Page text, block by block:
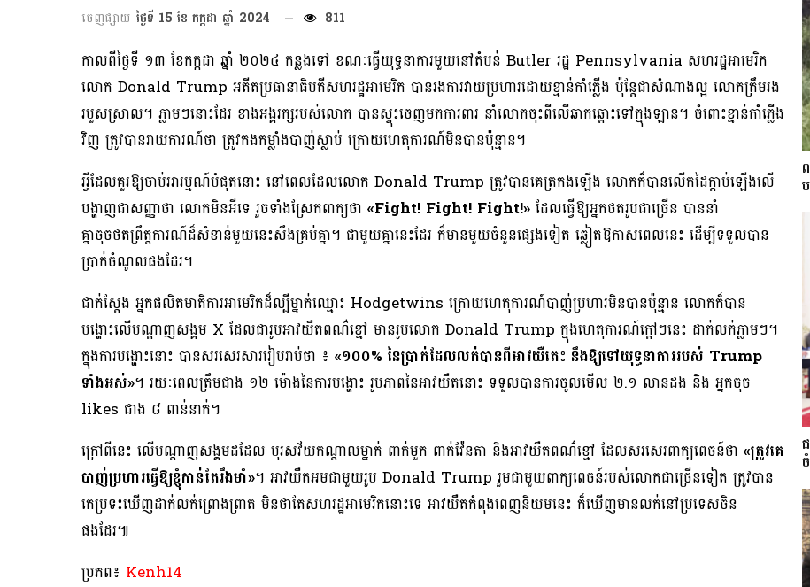
ចេញផ្សាយ ថ្ងៃទី 15 ខែ កក្កដា ឆ្នាំ 2024 811
កាលពីថ្ងៃទី ១៣ ខែកក្កដា ឆ្នាំ ២០២៤ កន្លងទៅ ខណៈធ្វើយុទ្ធនាការមួយនៅតំបន់ Butler រដ្ឋ Pennsylvania សហរដ្ឋអាមេរិក
លោក Donald Trump អតីតប្រធានាធិបតីសហរដ្ឋអាមេរិក បានរងការវាយប្រហារដោយខ្មាន់កាំភ្លើង ប៉ុន្តែជាសំណាងល្អ លោកត្រឹមរង
របួសស្រាល។ ភ្លាមៗនោះដែរ ខាងអង្គរក្សរបស់លោក បានស្ទុះចេញមកការពារ នាំលោកចុះពីលើឆាកឆ្ពោះទៅក្នុងឡាន។ ចំពោះខ្មាន់កាំភ្លើង
វិញ ត្រូវបានរាយការណ៍ថា ត្រូវកងកម្លាំងបាញ់ស្លាប់ ក្រោយហេតុការណ៍មិនបានប៉ុន្មាន។
អ្វីដែលគួរឱ្យចាប់អារម្មណ៍បំផុតនោះ នៅពេលដែលលោក Donald Trump ត្រូវបានគេត្រកងឡើង លោកក៏បានលើកដៃក្ដាប់ឡើងលើ
បង្ហាញជាសញ្ញាថា លោកមិនអីទេ រួចទាំងស្រែកពាក្យថា «Fight! Fight! Fight!»ដែលធ្វើឱ្យអ្នកថតរូបជាច្រើន បាននាំ
គ្នាចុចថតព្រឹត្តការណ៍ដ៏សំខាន់មួយនេះសឹងគ្រប់គ្នា។ ជាមួយគ្នានេះដែរ ក៏មានមួយចំនួនផ្សេងទៀត ឆ្លៀតឱកាសពេលនេះ ដើម្បីទទួលបាន
ប្រាក់ចំណូលផងដែរ។
ជាក់ស្ដែង អ្នកផលិតមាតិការអាមេរិកដ៏ល្បីម្នាក់ឈ្មោះ Hodgetwins ក្រោយហេតុការណ៍បាញ់ប្រហារមិនបានប៉ុន្មាន លោកក៏បាន
បង្ហោះលើបណ្ដាញសង្គម X ដែលជារូបអាវយឺតពណ៌ខ្មៅ មានរូបលោក Donald Trump ក្នុងហេតុការណ៍ក្ដៅៗនេះ ដាក់លក់ភ្លាមៗ។
ក្នុងការបង្ហោះនោះ បានសរសេរសាររៀបរាប់ថា ៖ «១០០% នៃប្រាក់ដែលលក់បានពីអាវយឺតេះ នឹងឱ្យទៅយុទ្ធនាការរបស់ Trump
ទាំងអស់»។ រយៈពេលត្រឹមជាង ១២ ម៉ោងនៃការបង្ហោះ រូបភាពនៃអាវយឺតនោះ ទទួលបានការចូលមើល ២.១ លានដង និង អ្នកចុច
likes ជាង ៨ ពាន់នាក់។
ក្រៅពីនេះ លើបណ្ដាញសង្គមដដែល បុរសវ័យកណ្ដាលម្នាក់ ពាក់មួក ពាក់វ៉ែនតា និងអាវយឺតពណ៌ខ្មៅ ដែលសរសេរពាក្យពេចន៍ថា «ត្រូវគេ
បាញ់ប្រហារធ្វើឱ្យខ្ញុំកាន់តែរឹងមាំ»។ អាវយឺតអមជាមួយរូប Donald Trump រួមជាមួយពាក្យពេចន៍របស់លោកជាច្រើនទៀត ត្រូវបាន
គេប្រទះឃើញដាក់លក់ព្រោងព្រាត មិនថាតែសហរដ្ឋអាមេរិកនោះទេ អាវយឺតកំពុងពេញនិយមនេះ ក៏ឃើញមានលក់នៅប្រទេសចិន
ផងដែរ៕
ប្រភព៖ Kenh14